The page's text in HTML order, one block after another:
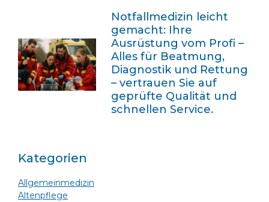
Notfallmedizin leicht
gemacht: Ihre
Ausrüstung vom Profi –
Alles für Beatmung,
Diagnostik und Rettung
– vertrauen Sie auf
geprüfte Qualität und
schnellen Service.
Kategorien
Allgemeinmedizin
Altenpflege